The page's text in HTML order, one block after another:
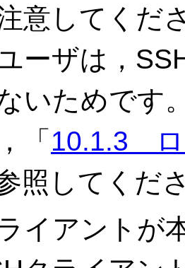
意してくだ
ーザは，
いためです
「 10.1.3 ロ
照してくだ
イアントが